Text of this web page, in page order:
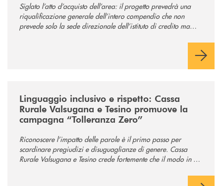
Siglato l’atto d’acquisto dell’area: il progetto prevedrà una
riqualificazione generale dell’intero compendio che non
prevede solo la sede direzionale dell’istituto di credito ma
Linguaggio inclusivo e rispetto: Cassa
Rurale Valsugana e Tesino promuove la
campagna “Tolleranza Zero”
Riconoscere l’impatto delle parole è il primo passo per
scardinare pregiudizi e disuguaglianze di genere. Cassa
Rurale Valsugana e Tesino crede fortemente che il modo in cui